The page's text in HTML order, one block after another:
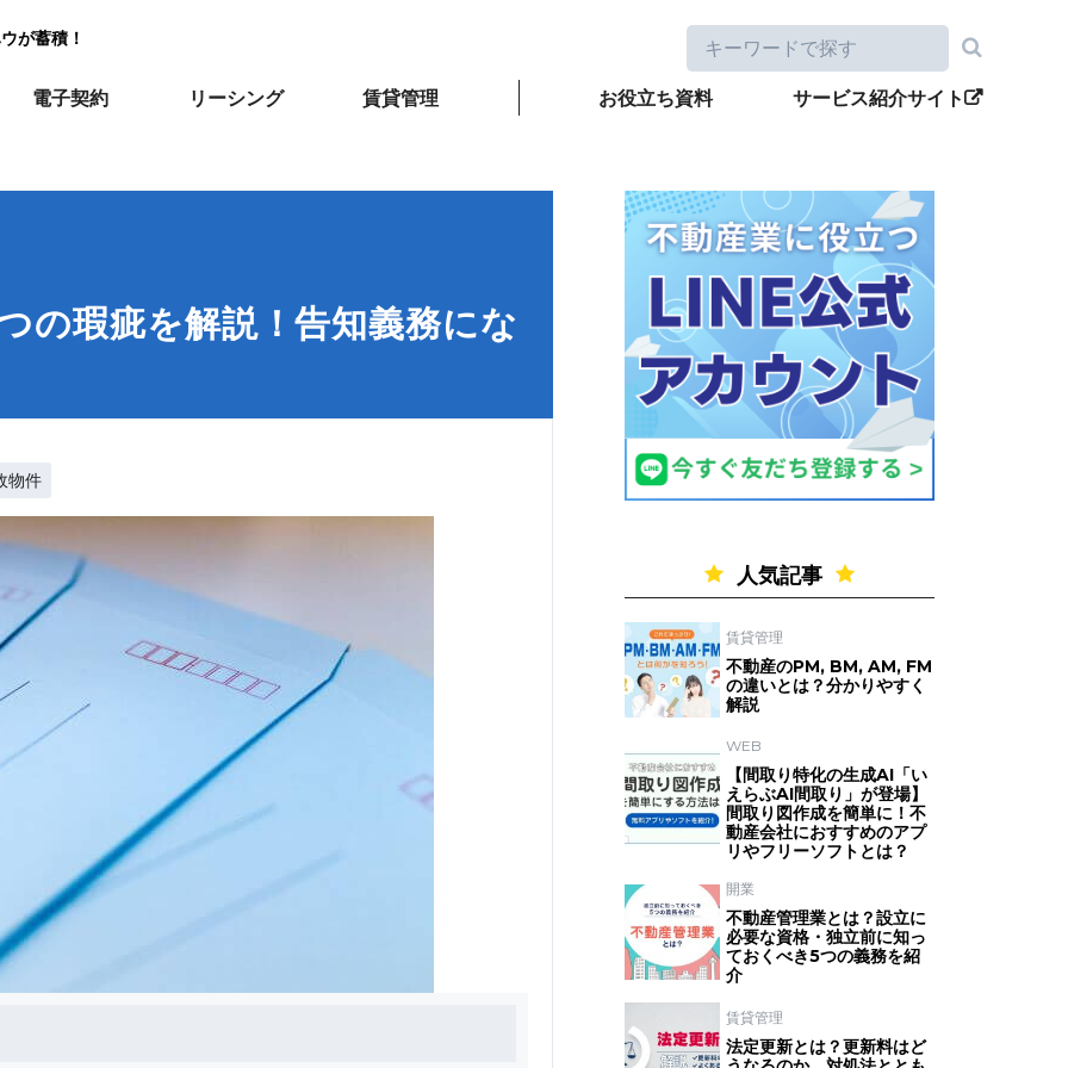
が蓄積！
電子契約 リーシング 賃貸管理 お役立ち資料 サービス紹介サイト
の瑕疵を解説！告知義務にな
物件
人気記事
賃貸管理
不動産のPM, BM, AM, FM
の違いとは？分かりやすく
解説
WEB
【間取り特化の生成AI「い
えらぶAI間取り」が登場】
間取り図作成を簡単に！不
動産会社におすすめのアプ
リやフリーソフトとは？
開業
不動産管理業とは？設立に
必要な資格・独立前に知っ
ておくべき5つの義務を紹
介
賃貸管理
法定更新とは？更新料はど